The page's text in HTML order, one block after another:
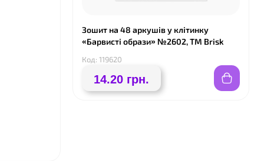
Зошит на 48 аркушів у клітинку
«Барвисті образи» №2602, ТМ Brisk
Код: 119620
14.20 грн.